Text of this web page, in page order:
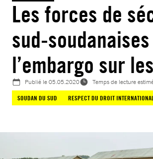
Les forces de
sud-
l’embargo sur
Publié le05.05.2020
Temps de lecture
SOUDAN DU SUD
RESPECT DU DROIT